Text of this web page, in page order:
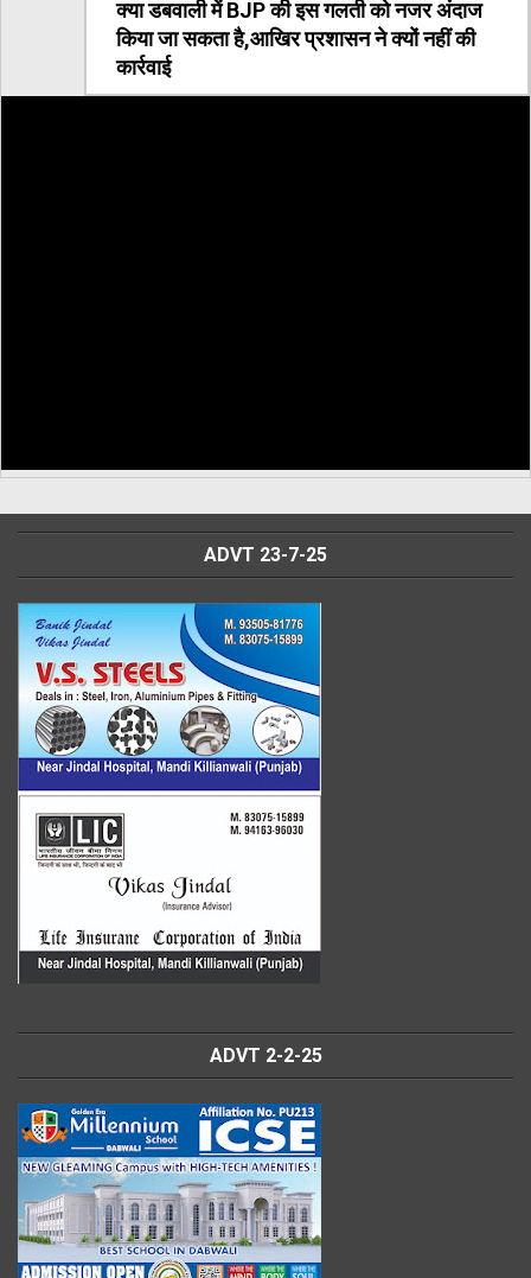
क्या डबवाली में BJP की इस गलती को नजर अंदाज
किया जा सकता है,आखिर प्रशासन ने क्यों नहीं की
कार्रवाई
ADVT 23-7-25
ADVT 2-2-25